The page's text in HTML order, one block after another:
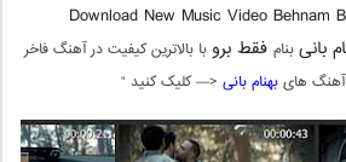
Download New Music Video Behnam
بانیبنام فقط بروبا بالاترین کیفیت در آهنگ فاخر
آهنگ هایبهنام بانی <— کلیک کنید “